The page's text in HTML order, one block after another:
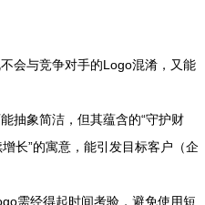
不会与竞争对手的Logo混淆，又能
能抽象简洁，但其蕴含的“守护财
增长”的寓意，能引发目标客户（企
需经得起时间考验，避免使用短